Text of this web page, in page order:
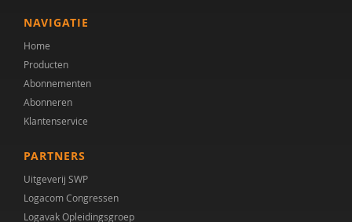
NAVIGATIE
Home
Producten
Abonnementen
Abonneren
Klantenservice
PARTNERS
Uitgeverij SWP
Logacom Congressen
Logavak Opleidingsgroep